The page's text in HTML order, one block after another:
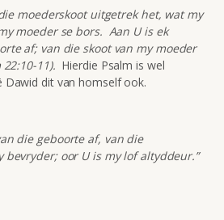
moederskoot uitgetrek het, wat my
moeder se bors. Aan U is ek
af; van die skoot van my moeder
22:10-11). Hierdie Psalm is wel
Dawid dit van homself ook.
die geboorte af, van die
bevryder; oor U is my lof altyddeur.”